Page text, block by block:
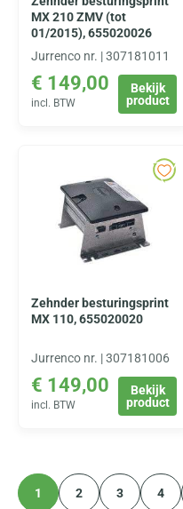
MX 210 ZMV (tot
01/2015), 655020026
Jurrenco nr. | 307181011
€ 149,00
incl. BTW
Bekijk
product
Zehnder besturingsprint
MX 110, 655020020
Jurrenco nr. | 307181006
€ 149,00
incl. BTW
Bekijk
product
1 2 3 4